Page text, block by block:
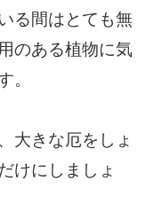
る間はとても無
のある植物に気
。
大きな厄をしょ
けにしましょ